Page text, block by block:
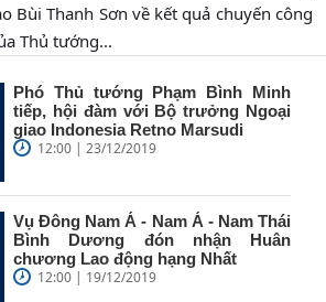
Bùi Thanh Sơn về kết quả chuyến công
Thủ tướng...
Phó Thủ tướng Phạm Bình Minh
tiếp, hội đàm với Bộ trưởng Ngoại
giao Indonesia Retno Marsudi
12:00 | 23/12/2019
Vụ Đông Nam Á - Nam Á - Nam Thái
Bình Dương đón nhận Huân
chương Lao động hạng Nhất
12:00 | 19/12/2019